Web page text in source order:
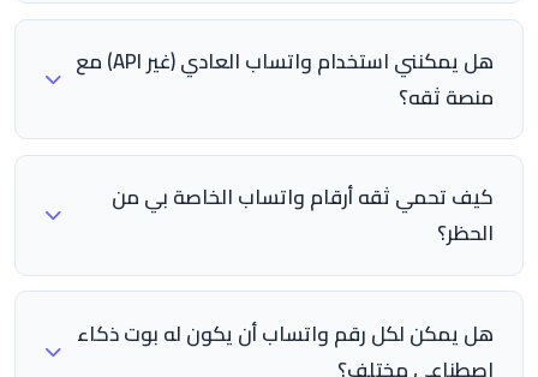
يمكنك ربط حتى 10 حسابات واتساب بمنصة ثقه. يشمل
ذلك حسابات واتساب Cloud API وحسابات واتساب
المباشرة عبر مسح رمز QR. يمكنك أيضًا المزج بين النوعين
هل يمكنني استخدام واتساب العادي (غير API) مع
منصة ثقه؟
نعم بالتأكيد! توفر ثقه خاصية واتساب المباشر
(WhatsApp Direct) التي تتيح لك ربط أي رقم واتساب
امسح الرمز وابدأ.
كيف تحمي ثقه أرقام واتساب الخاصة بي من
الحظر؟
تستخدم ثقه نظام حماية متعدد الطبقات يشمل: تحديد
سرعة الإرسال الذكي الذي يُعدّل تلقائيًا حسب عمر
وسمعة الرقم، مراقبة صحة الأرقام على مدار الساعة
هل يمكن لكل رقم واتساب أن يكون له بوت ذكاء
اصطناعي مختلف؟